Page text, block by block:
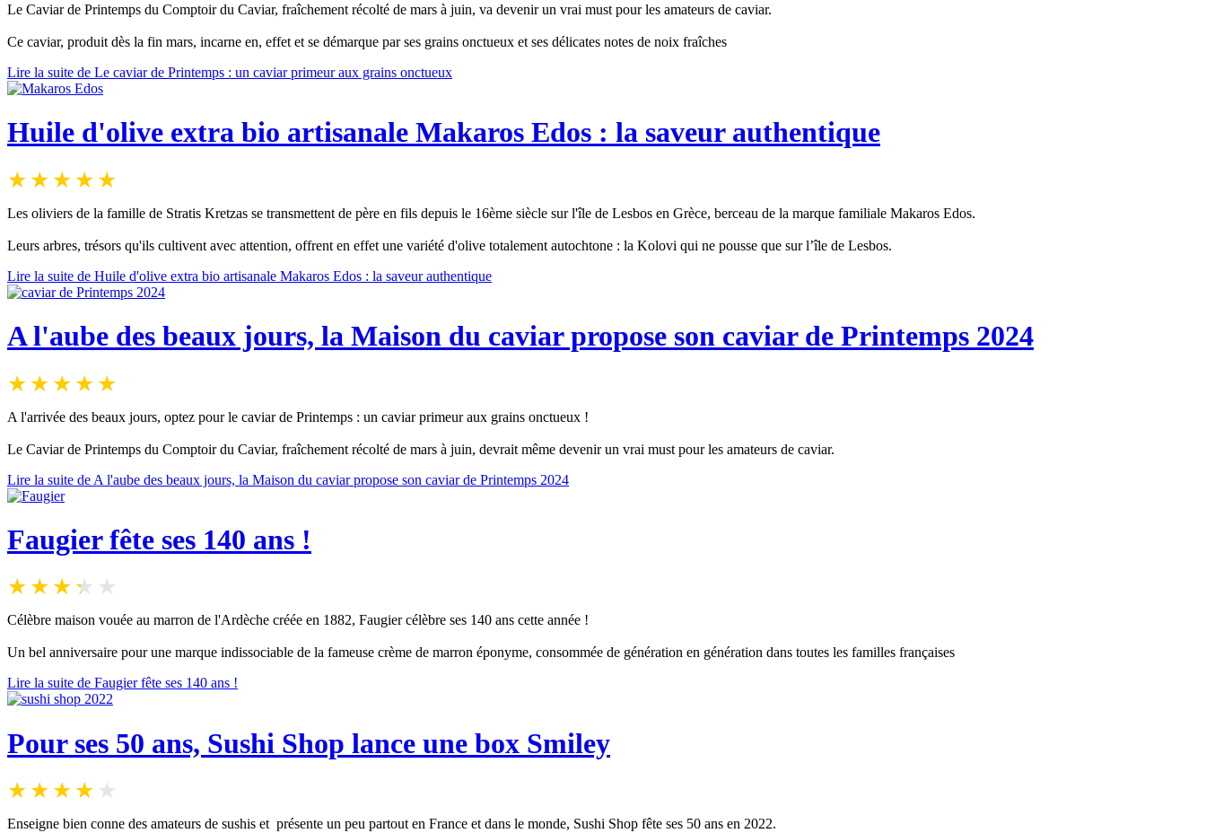
Le Caviar de Printemps du Comptoir du Caviar, fraîchement récolté de mars à juin, va devenir un vrai must pour les amateurs de caviar.
Ce caviar, produit dès la fin mars, incarne en, effet et se démarque par ses grains onctueux et ses délicates notes de noix fraîches
Lire la suite de Le caviar de Printemps : un caviar primeur aux grains onctueux
Huile d'olive extra bio artisanale Makaros Edos : la saveur authentique
Les oliviers de la famille de Stratis Kretzas se transmettent de père en fils depuis le 16ème siècle sur l'île de Lesbos en Grèce, berceau de la marque familiale Makaros Edos.
Leurs arbres, trésors qu'ils cultivent avec attention, offrent en effet une variété d'olive totalement autochtone : la Kolovi qui ne pousse que sur l’île de Lesbos.
Lire la suite de Huile d'olive extra bio artisanale Makaros Edos : la saveur authentique
A l'aube des beaux jours, la Maison du caviar propose son caviar de Printemps 2024
A l'arrivée des beaux jours, optez pour le caviar de Printemps : un caviar primeur aux grains onctueux !
Le Caviar de Printemps du Comptoir du Caviar, fraîchement récolté de mars à juin, devrait même devenir un vrai must pour les amateurs de caviar.
Lire la suite de A l'aube des beaux jours, la Maison du caviar propose son caviar de Printemps 2024
Faugier fête ses 140 ans !
Célèbre maison vouée au marron de l'Ardèche créée en 1882, Faugier célèbre ses 140 ans cette année !
Un bel anniversaire pour une marque indissociable de la fameuse crème de marron éponyme, consommée de génération en génération dans toutes les familles françaises
Lire la suite de Faugier fête ses 140 ans !
Pour ses 50 ans, Sushi Shop lance une box Smiley
Enseigne bien conne des amateurs de sushis et présente un peu partout en France et dans le monde, Sushi Shop fête ses 50 ans en 2022.